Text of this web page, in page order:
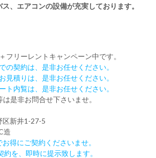
、エアコンの設備が充実しております。
＋ フリーレント キャンペーン中です。
の契約は、是非お任せください。
見積りは、是非お任せください。
ト内覧は、是非お任せください。
是非お問合せ下さいませ。
新井1-27-5
造
得にご契約くださいませ。
約を、即時に提示致します。